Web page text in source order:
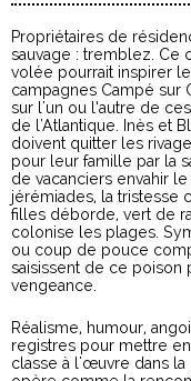
Propriétaires de
sauvage : tremblez. Ce
volée pourrait inspirer
campagnes Campé sur
sur l'un ou l’autre de
de l'Atlantique. Inès et
doivent quitter les
pour leur famille par la
de vacanciers envahir
jérémiades, la
filles déborde, vert de
colonise les plages.
ou coup de pouce
saisissent de ce
vengeance.
Réalisme, humour,
registres pour mettre
classe à l'œuvre dans la